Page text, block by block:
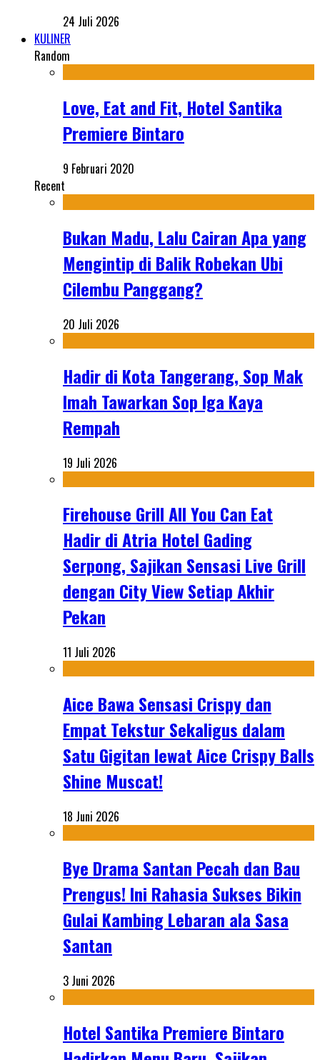
24 Juli 2026
KULINER
Random
Love, Eat and Fit, Hotel Santika
Premiere Bintaro
9 Februari 2020
Recent
Bukan Madu, Lalu Cairan Apa yang
Mengintip di Balik Robekan Ubi
Cilembu Panggang?
20 Juli 2026
Hadir di Kota Tangerang, Sop Mak
Imah Tawarkan Sop Iga Kaya
Rempah
19 Juli 2026
Firehouse Grill All You Can Eat
Hadir di Atria Hotel Gading
Serpong, Sajikan Sensasi Live Grill
dengan City View Setiap Akhir
Pekan
11 Juli 2026
Aice Bawa Sensasi Crispy dan
Empat Tekstur Sekaligus dalam
Satu Gigitan lewat Aice Crispy Balls
Shine Muscat!
18 Juni 2026
Bye Drama Santan Pecah dan Bau
Prengus! Ini Rahasia Sukses Bikin
Gulai Kambing Lebaran ala Sasa
Santan
3 Juni 2026
Hotel Santika Premiere Bintaro